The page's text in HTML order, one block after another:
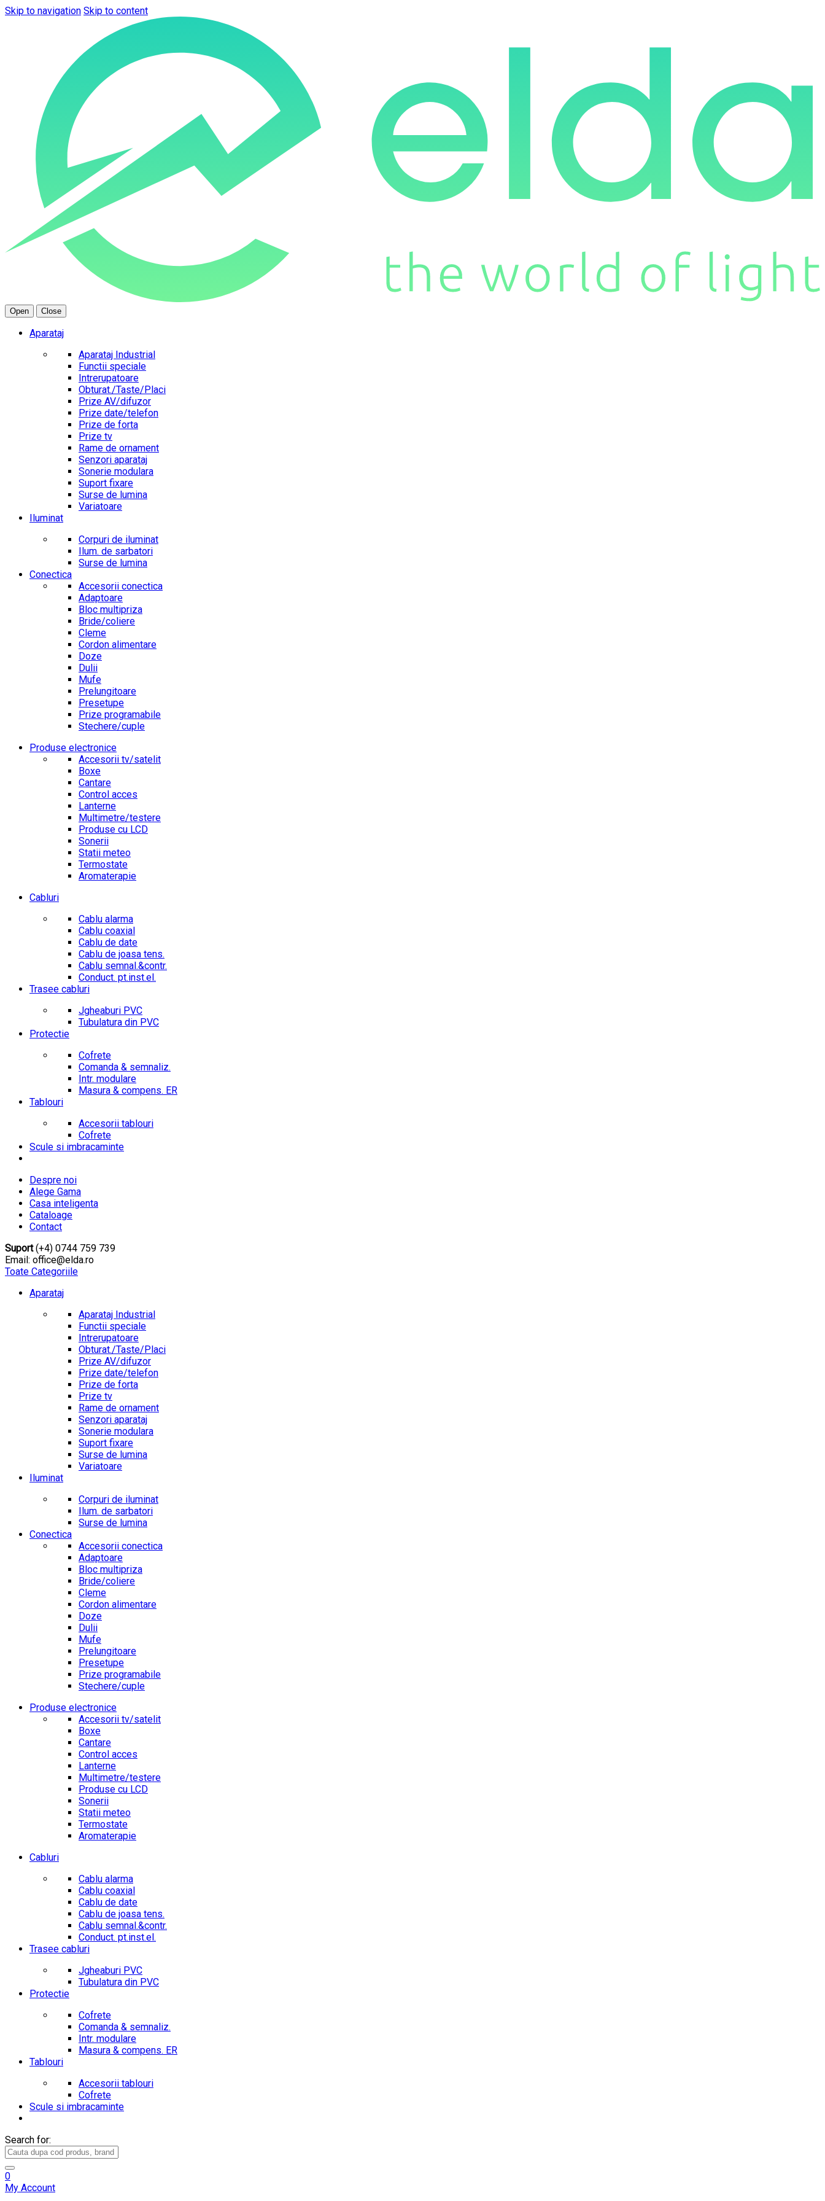
Skip to navigation Skip to content
Open Close
Aparataj
Aparataj Industrial
Functii speciale
Intrerupatoare
Obturat./Taste/Placi
Prize AV/difuzor
Prize date/telefon
Prize de forta
Prize tv
Rame de ornament
Senzori aparataj
Sonerie modulara
Suport fixare
Surse de lumina
Variatoare
Iluminat
Corpuri de iluminat
Ilum. de sarbatori
Surse de lumina
Conectica
Accesorii conectica
Adaptoare
Bloc multipriza
Bride/coliere
Cleme
Cordon alimentare
Doze
Dulii
Mufe
Prelungitoare
Presetupe
Prize programabile
Stechere/cuple
Produse electronice
Accesorii tv/satelit
Boxe
Cantare
Control acces
Lanterne
Multimetre/testere
Produse cu LCD
Sonerii
Statii meteo
Termostate
Aromaterapie
Cabluri
Cablu alarma
Cablu coaxial
Cablu de date
Cablu de joasa tens.
Cablu semnal.&contr.
Conduct. pt.inst.el.
Trasee cabluri
Jgheaburi PVC
Tubulatura din PVC
Protectie
Cofrete
Comanda & semnaliz.
Intr. modulare
Masura & compens. ER
Tablouri
Accesorii tablouri
Cofrete
Scule si imbracaminte
Despre noi
Alege Gama
Casa inteligenta
Cataloage
Contact
Suport(+4) 0744 759 739
Email: office@elda.ro
Toate Categoriile
Aparataj
Aparataj Industrial
Functii speciale
Intrerupatoare
Obturat./Taste/Placi
Prize AV/difuzor
Prize date/telefon
Prize de forta
Prize tv
Rame de ornament
Senzori aparataj
Sonerie modulara
Suport fixare
Surse de lumina
Variatoare
Iluminat
Corpuri de iluminat
Ilum. de sarbatori
Surse de lumina
Conectica
Accesorii conectica
Adaptoare
Bloc multipriza
Bride/coliere
Cleme
Cordon alimentare
Doze
Dulii
Mufe
Prelungitoare
Presetupe
Prize programabile
Stechere/cuple
Produse electronice
Accesorii tv/satelit
Boxe
Cantare
Control acces
Lanterne
Multimetre/testere
Produse cu LCD
Sonerii
Statii meteo
Termostate
Aromaterapie
Cabluri
Cablu alarma
Cablu coaxial
Cablu de date
Cablu de joasa tens.
Cablu semnal.&contr.
Conduct. pt.inst.el.
Trasee cabluri
Jgheaburi PVC
Tubulatura din PVC
Protectie
Cofrete
Comanda & semnaliz.
Intr. modulare
Masura & compens. ER
Tablouri
Accesorii tablouri
Cofrete
Scule si imbracaminte
Search for:
0
My Account